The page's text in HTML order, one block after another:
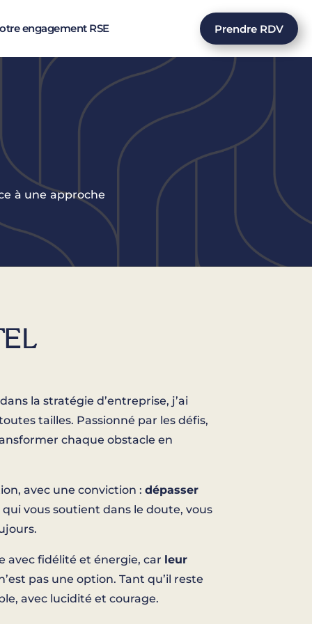
engagement RSE Prendre RDV
à une approche
la stratégie d’entreprise, j’ai
tailles. Passionné par les défis,
chaque obstacle en
avec une conviction :dépasser
vous soutient dans le doute, vous
avec fidélité et énergie, car leur
pas une option. Tant qu’il reste
avec lucidité et courage.